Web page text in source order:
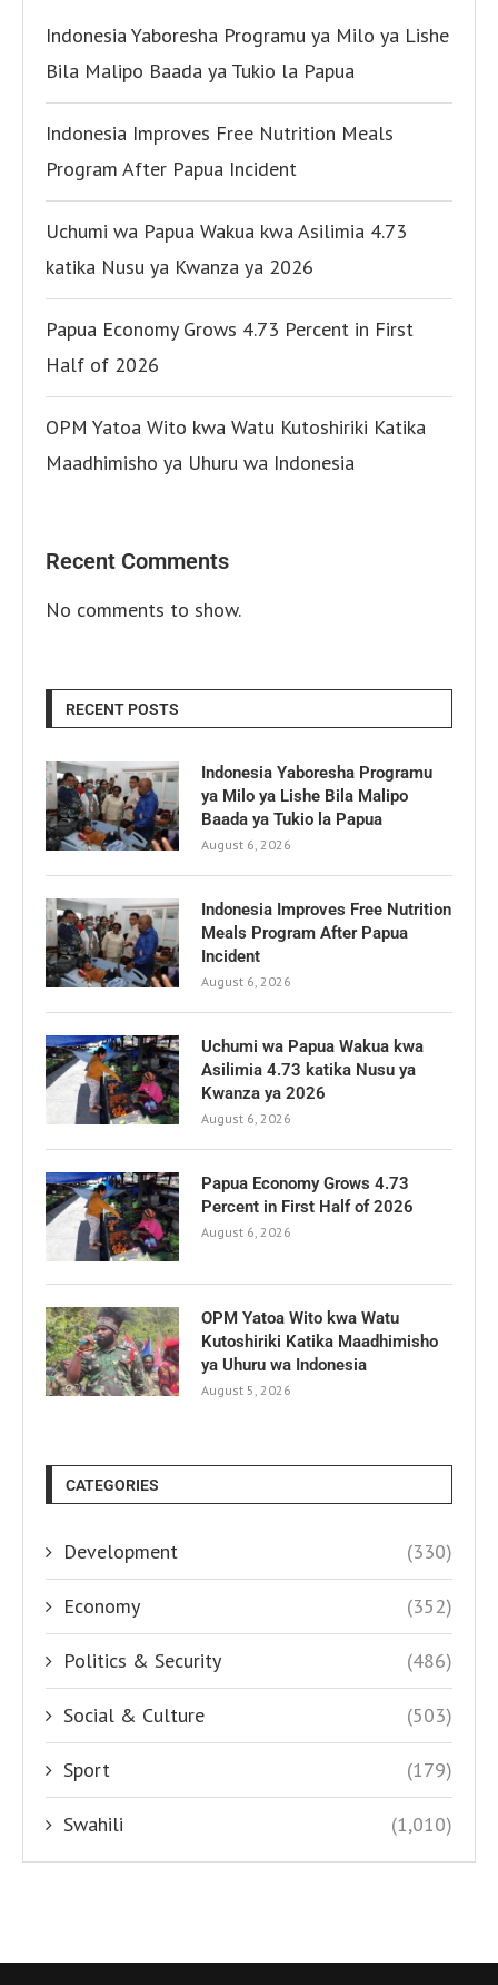
Indonesia Yaboresha Programu ya Milo ya Lishe
Bila Malipo Baada ya Tukio la Papua
Indonesia Improves Free Nutrition Meals
Program After Papua Incident
Uchumi wa Papua Wakua kwa Asilimia 4.73
katika Nusu ya Kwanza ya 2026
Papua Economy Grows 4.73 Percent in First
Half of 2026
OPM Yatoa Wito kwa Watu Kutoshiriki Katika
Maadhimisho ya Uhuru wa Indonesia
Recent Comments
No comments to show.
RECENT POSTS
Indonesia Yaboresha Programu
ya Milo ya Lishe Bila Malipo
Baada ya Tukio la Papua
August 6, 2026
Indonesia Improves Free Nutrition
Meals Program After Papua
Incident
August 6, 2026
Uchumi wa Papua Wakua kwa
Asilimia 4.73 katika Nusu ya
Kwanza ya 2026
August 6, 2026
Papua Economy Grows 4.73
Percent in First Half of 2026
August 6, 2026
OPM Yatoa Wito kwa Watu
Kutoshiriki Katika Maadhimisho
ya Uhuru wa Indonesia
August 5, 2026
CATEGORIES
Development (330)
Economy (352)
Politics & Security (486)
Social & Culture (503)
Sport (179)
Swahili (1,010)